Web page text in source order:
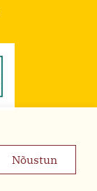
Nõustun